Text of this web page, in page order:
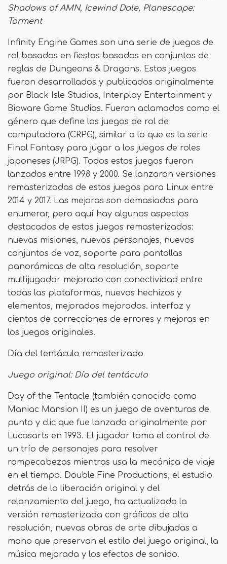
Shadows of AMN, Icewind Dale, Planescape:
Torment
Infinity Engine Games son una serie de juegos de
rol basados ​​en fiestas basados ​​en conjuntos de
reglas de Dungeons & Dragons. Estos juegos
fueron desarrollados y publicados originalmente
por Black Isle Studios, Interplay Entertainment y
Bioware Game Studios. Fueron aclamados como el
género que define los juegos de rol de
computadora (CRPG), similar a lo que es la serie
Final Fantasy para jugar a los juegos de roles
japoneses (JRPG). Todos estos juegos fueron
lanzados entre 1998 y 2000. Se lanzaron versiones
remasterizadas de estos juegos para Linux entre
2014 y 2017. Las mejoras son demasiadas para
enumerar, pero aquí hay algunos aspectos
destacados de estos juegos remasterizados:
nuevas misiones, nuevos personajes, nuevos
conjuntos de voz, soporte para pantallas
panorámicas de alta resolución, soporte
multijugador mejorado con conectividad entre
todas las plataformas, nuevos hechizos y
elementos, mejorados mejorados. interfaz y
cientos de correcciones de errores y mejoras en
los juegos originales.
Día del tentáculo remasterizado
Juego original: Día del tentáculo
Day of the Tentacle (también conocido como
Maniac Mansion II) es un juego de aventuras de
punto y clic que fue lanzado originalmente por
Lucasarts en 1993. El jugador toma el control de
un trío de personajes para resolver
rompecabezas mientras usa la mecánica de viaje
en el tiempo. Double Fine Productions, el estudio
detrás de la liberación original y del
relanzamiento del juego, ha actualizado la
versión remasterizada con gráficos de alta
resolución, nuevas obras de arte dibujadas a
mano que preservan el estilo del juego original, la
música mejorada y los efectos de sonido.